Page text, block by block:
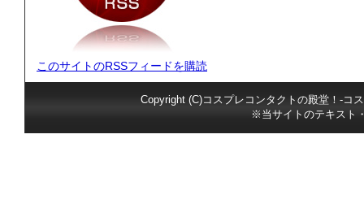
このサイトのRSSフィードを購読
Copyright (C)コスプレコンタクトの殿堂！-コ
※当サイトのテキスト